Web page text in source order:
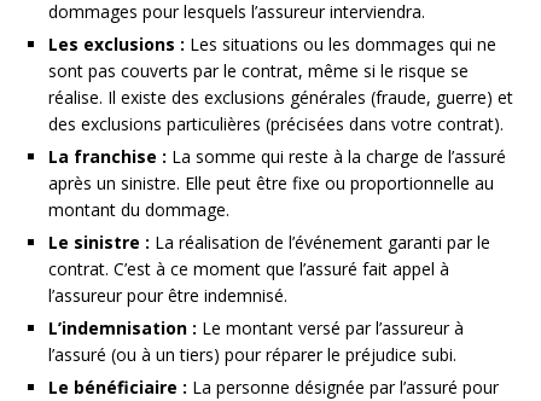
dommages pour lesquels l’assureur interviendra.
Les exclusions : Les situations ou les dommages qui ne
sont pas couverts par le contrat, même si le risque se
réalise. Il existe des exclusions générales (fraude, guerre) et
des exclusions particulières (précisées dans votre contrat).
La franchise : La somme qui reste à la charge de l’assuré
après un sinistre. Elle peut être fixe ou proportionnelle au
montant du dommage.
Le sinistre : La réalisation de l’événement garanti par le
contrat. C’est à ce moment que l’assuré fait appel à
l’assureur pour être indemnisé.
L’indemnisation : Le montant versé par l’assureur à
l’assuré (ou à un tiers) pour réparer le préjudice subi.
Le bénéficiaire : La personne désignée par l’assuré pour